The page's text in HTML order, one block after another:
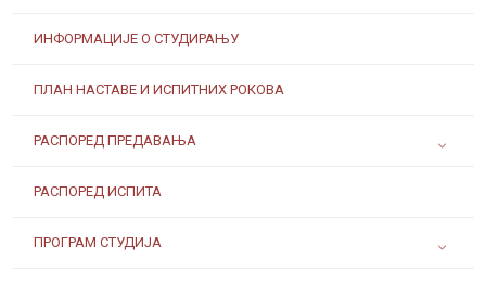
ИНФОРМАЦИЈЕ О СТУДИРАЊУ
ПЛАН НАСТАВЕ И ИСПИТНИХ РОКОВА
РАСПОРЕД ПРЕДАВАЊА
РАСПОРЕД ИСПИТА
ПРОГРАМ СТУДИЈА